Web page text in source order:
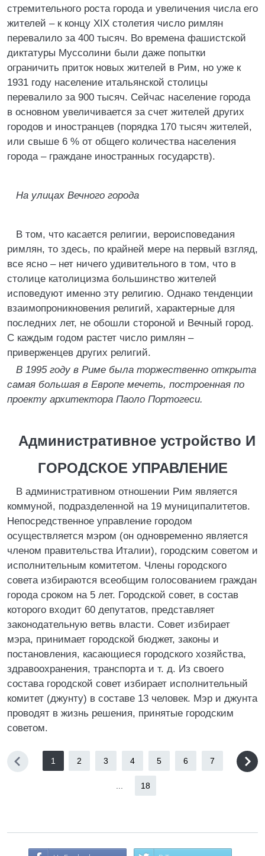
стремительного роста города и увеличения числа его
жителей – к концу XIX столетия число римлян
перевалило за 400 тысяч. Во времена фашистской
диктатуры Муссолини были даже попытки
ограничить приток новых жителей в Рим, но уже к
1931 году население итальянской столицы
перевалило за 900 тысяч. Сейчас население города
в основном увеличивается за счет жителей других
городов и иностранцев (порядка 170 тысяч жителей,
или свыше 6 % от общего количества населения
города – граждане иностранных государств).
На улицах Вечного города
В том, что касается религии, вероисповедания
римлян, то здесь, по крайней мере на первый взгляд,
все ясно – нет ничего удивительного в том, что в
столице католицизма большинство жителей
исповедуют именно эту религию. Однако тенденции
взаимопроникновения религий, характерные для
последних лет, не обошли стороной и Вечный город.
С каждым годом растет число римлян –
приверженцев других религий.
В 1995 году в Риме была торжественно открыта
самая большая в Европе мечеть, построенная по
проекту архитектора Паоло Портогеси.
Административное устройство И
ГОРОДСКОЕ УПРАВЛЕНИЕ
В административном отношении Рим является
коммуной, подразделенной на 19 муниципалитетов.
Непосредственное управление городом
осуществляется мэром (он одновременно является
членом правительства Италии), городским советом и
исполнительным комитетом. Члены городского
совета избираются всеобщим голосованием граждан
города сроком на 5 лет. Городской совет, в состав
которого входит 60 депутатов, представляет
законодательную ветвь власти. Совет избирает
мэра, принимает городской бюджет, законы и
постановления, касающиеся городского хозяйства,
здравоохранения, транспорта и т. д. Из своего
состава городской совет избирает исполнительный
комитет (джунту) в составе 13 человек. Мэр и джунта
проводят в жизнь решения, принятые городским
советом.
1 2 3 4 5 6 7
18